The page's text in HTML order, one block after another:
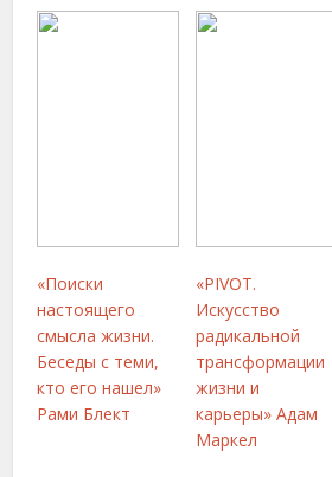
«Поиски
настоящего
смысла жизни.
Беседы с теми,
кто его нашел»
Рами Блект
«PIVOT.
Искусство
радикальной
трансформации
жизни и
карьеры» Адам
Маркел